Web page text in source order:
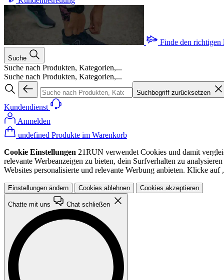
Finde den richtigen
Suche
Suche nach Produkten, Kategorien,...
Suche nach Produkten, Kategorien,...
Suchbegriff zurücksetzen
Kundendienst
Anmelden
undefined Produkte im Warenkorb
Cookie Einstellungen 21RUN verwendet Cookies und damit
relevante Werbeanzeigen zu bieten, dein Surfverhalten zu
Websites personalisierte und relevante Werbung anbieten. Klicke
Einstellungen ändern Cookies ablehnen Cookies akzeptieren
Chatte mit uns Chat schließen